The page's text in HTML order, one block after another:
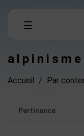
Basculer
☰
Accueil Par
Pertinence